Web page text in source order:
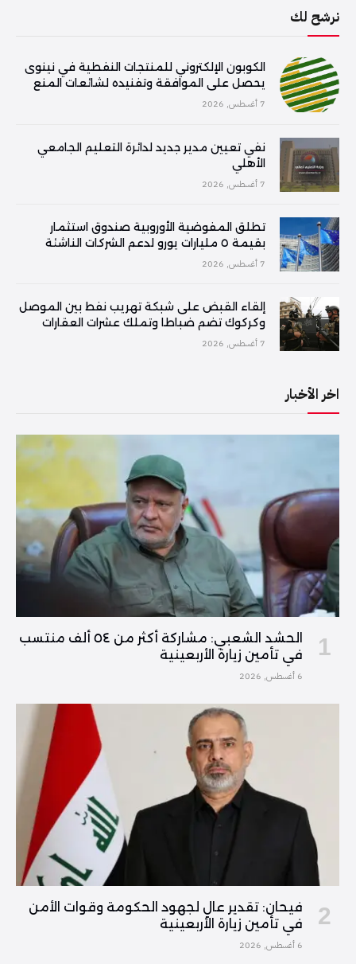
نرشح لك
الكوبون الإلكتروني للمنتجات النفطية في نينوى
يحصل على الموافقة وتفنيده لشائعات المنع
7 أغسطس, 2026
نفي تعيين مدير جديد لدائرة التعليم الجامعي
الأهلي
7 أغسطس, 2026
تطلق المفوضية الأوروبية صندوق استثمار
بقيمة ٥ مليارات يورو لدعم الشركات الناشئة
7 أغسطس, 2026
إلقاء القبض على شبكة تهريب نفط بين الموصل
وكركوك تضم ضباطا وتملك عشرات العقارات
7 أغسطس, 2026
اخر الأخبار
الحشد الشعبي: مشاركة أكثر من ٥٤ ألف منتسب
في تأمين زيارة الأربعينية
6 أغسطس, 2026
فیحان: تقدير عالٍ لجهود الحكومة وقوات الأمن
في تأمين زيارة الأربعينية
6 أغسطس, 2026